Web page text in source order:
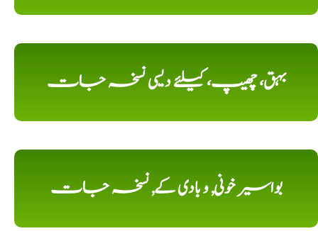
بہق، چھیپ، کیلئے دیسی نسخہ جات
بواسیر خونی, و بادی کے, نسخہ جات